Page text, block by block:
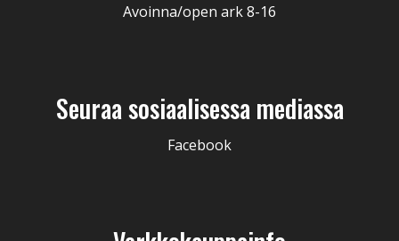
Avoinna/open ark 8-16
Seuraa sosiaalisessa mediassa
Facebook